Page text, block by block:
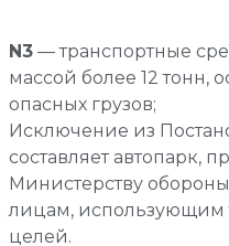
N3 — транспортные
массой более 12 тонн,
опасных грузов;
Исключение из
составляет автопарк,
Министерству
лицам, использующим
целей.